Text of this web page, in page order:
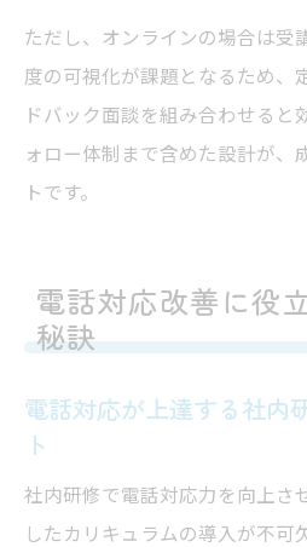
ただし、オンラインの場合は受
度の可視化が課題となるため、
ドバック面談を組み合わせると
ォロー体制まで含めた設計が、
トです。
電話対応改善に役
秘訣
電話対応が上達する社内
ト
社内研修で電話対応力を向上さ
したカリキュラムの導入が不可